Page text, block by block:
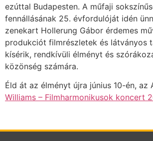
ezúttal Budapesten. A műfaji
fennállásának 25. évfordulóját idén
zenekart Hollerung Gábor érdemes
produkciót filmrészletek és látványos
kísérik, rendkívüli élményt és
közönség számára.
Éld át az élményt újra június 10-én, az
Williams – Filmharmonikusok koncert